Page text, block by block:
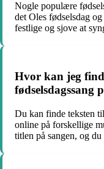
Nogle populære
det Oles fødselsdag
festlige og sjove at
Hvor kan jeg
fødselsdagssang
Du kan finde teksten
online på forskellige
titlen på sangen, og